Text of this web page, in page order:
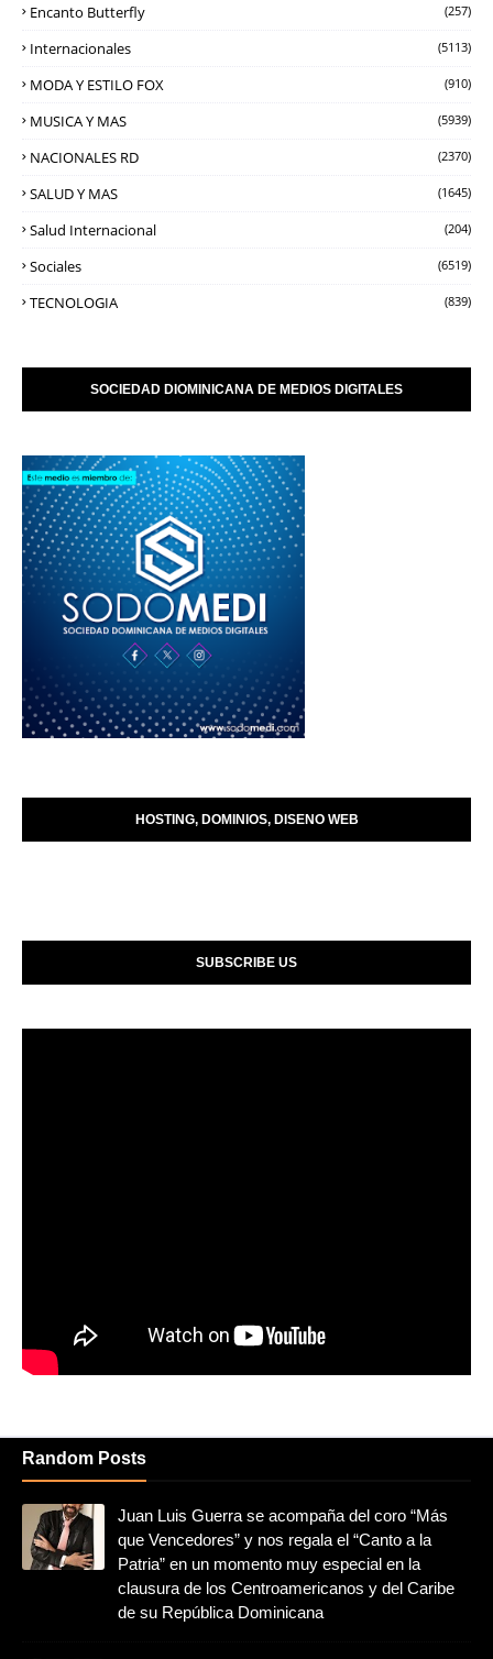
Encanto Butterfly (257)
Internacionales (5113)
MODA Y ESTILO FOX (910)
MUSICA Y MAS (5939)
NACIONALES RD (2370)
SALUD Y MAS (1645)
Salud Internacional (204)
Sociales (6519)
TECNOLOGIA (839)
SOCIEDAD DIOMINICANA DE MEDIOS DIGITALES
HOSTING, DOMINIOS, DISENO WEB
SUBSCRIBE US
Random Posts
Juan Luis Guerra se acompaña del coro “Más
que Vencedores” y nos regala el “Canto a la
Patria” en un momento muy especial en la
clausura de los Centroamericanos y del Caribe
de su República Dominicana